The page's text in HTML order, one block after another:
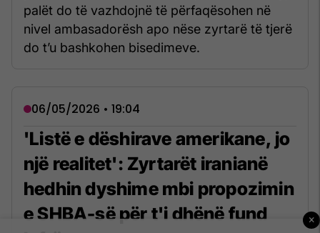
palët do të vazhdojnë të përfaqësohen në
nivel ambasadorësh apo nëse zyrtarë të tjerë
do t’u bashkohen bisedimeve.
06/05/2026 • 19:04
'Listë e dëshirave amerikane, jo
një realitet': Zyrtarët iranianë
hedhin dyshime mbi propozimin
e SHBA-së për t'i dhënë fund
×